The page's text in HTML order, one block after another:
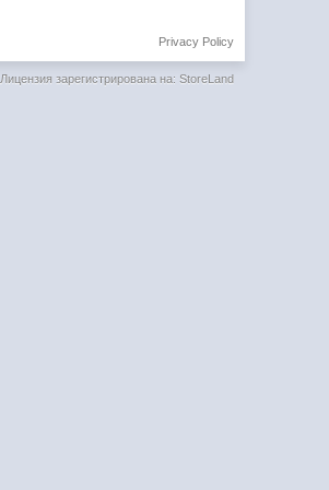
Privacy Policy
Лицензия зарегистрирована на: StoreLand